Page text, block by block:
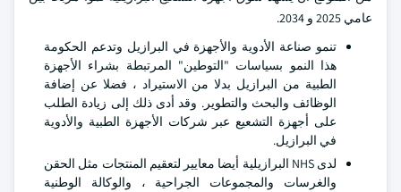
عامي 2025 و 2034.
تنمو صناعة الأدوية والأجهزة في البرازيل وتدعم الحكومة
هذا النمو بسياسات "التوطين" المرتبطة بشراء الأجهزة
الطبية من البرازيل بدلا من الاستيراد ، فضلا عن إضافة
الوظائف والبحث والتطوير. وقد أدى ذلك إلى زيادة الطلب
على أجهزة التشعيع عبر شركات الأجهزة الطبية والأدوية
في البرازيل.
لدى NHS البرازيلية أيضا معايير لتعقيم المنتجات مثل الحقن
والغرسات والمجموعات الجراحية ، والوكالة الوطنية